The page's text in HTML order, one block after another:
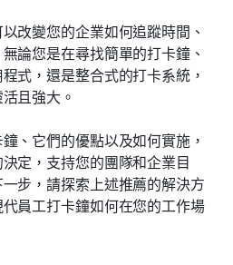
改變您的企業如何追蹤時間、
論您是在尋找簡單的打卡鐘、
式，還是整合式的打卡系統，
且強大。
、它們的優點以及如何實施，
定，支持您的團隊和企業目
步，請探索上述推薦的解決方
員工打卡鐘如何在您的工作場